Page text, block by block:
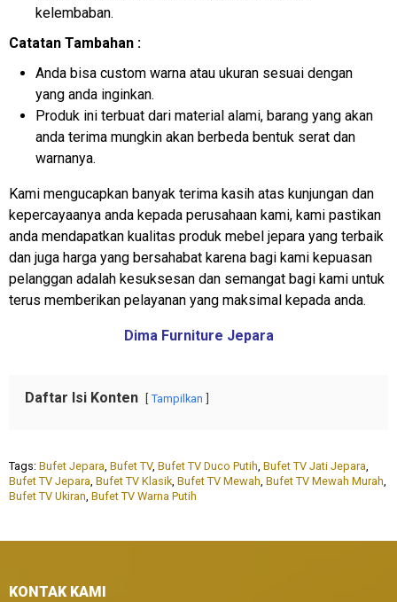
kelembaban.
Catatan Tambahan :
Anda bisa custom warna atau ukuran sesuai dengan
yang anda inginkan.
Produk ini terbuat dari material alami, barang yang akan
anda terima mungkin akan berbeda bentuk serat dan
warnanya.
Kami mengucapkan banyak terima kasih atas kunjungan dan
kepercayaanya anda kepada perusahaan kami, kami pastikan
anda mendapatkan kualitas produk mebel jepara yang terbaik
dan juga harga yang bersahabat karena bagi kami kepuasan
pelanggan adalah kesuksesan dan semangat bagi kami untuk
terus memberikan pelayanan yang maksimal kepada anda.
Dima Furniture Jepara
Daftar Isi Konten Tampilkan
Tags: Bufet Jepara Bufet TV, Bufet TV Duco Putih Bufet TV Jati Jepara
Bufet TV Jepara Bufet TV Klasik Bufet TV Mewah Bufet TV Mewah Murah
Bufet TV Ukiran Bufet TV Warna Putih
KONTAK KAMI